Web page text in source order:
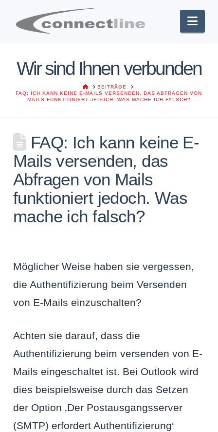
Wir sind Ihnen verbunden
HOMEBEITRÄGE
FAQ: ICH KANN KEINE E-MAILS VERSENDEN, DAS ABFRAGEN VON
MAILS FUNKTIONIERT JEDOCH. WAS MACHE ICH FALSCH?
FAQ: Ich kann keine E-
Mails versenden, das
Abfragen von Mails
funktioniert jedoch. Was
mache ich falsch?
Möglicher Weise haben sie vergessen,
die Authentifizierung beim Versenden
von E-Mails einzuschalten?
Achten sie darauf, dass die
Authentifizierung beim versenden von E-
Mails eingeschaltet ist. Bei Outlook wird
dies beispielsweise durch das Setzen
der Option ‚Der Postausgangsserver
(SMTP) erfordert Authentifizierung‘